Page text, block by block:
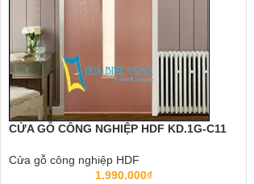
CỬA GỖ CÔNG NGHIỆP HDF KD.1G-C11
Cửa gỗ công nghiệp HDF
1.990.000₫